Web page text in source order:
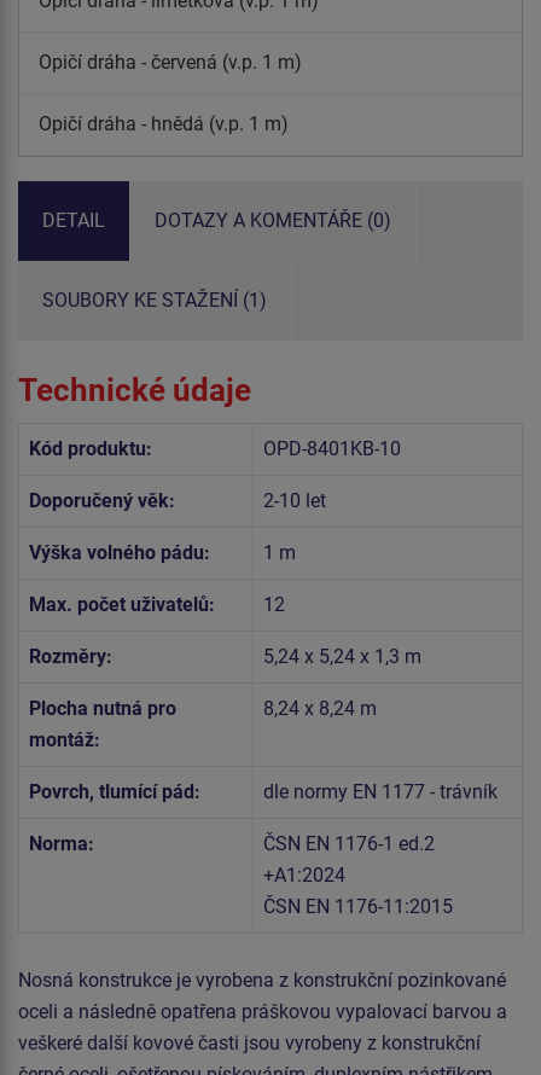
Opičí dráha - červená (v.p. 1 m)
Opičí dráha - hnědá (v.p. 1 m)
DETAIL DOTAZY A KOMENTÁŘE (0)
SOUBORY KE STAŽENÍ (1)
Technické údaje
Kód produktu: OPD-8401KB-10
Doporučený věk: 2-10 let
Výška volného pádu: 1 m
Max. počet uživatelů: 12
Rozměry: 5,24 x 5,24 x 1,3 m
Plocha nutná pro
montáž:
8,24 x 8,24 m
Povrch, tlumící pád: dle normy EN 1177 - trávník
Norma:
ČSN EN 1176-1 ed.2
+A1:2024
ČSN EN 1176-11:2015
Nosná konstrukce je vyrobena z konstrukční pozinkované
oceli a následně opatřena práškovou vypalovací barvou a
veškeré další kovové časti jsou vyrobeny z konstrukční